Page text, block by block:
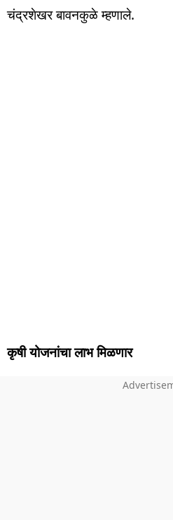
चंद्रशेखर बावनकुळे म्हणाले.
कृषी योजनांचा लाभ मिळणार